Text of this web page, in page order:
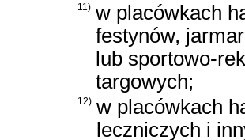
11) w placówkach
festynów,
lub sportowo-
targowych;
12) w placówkach
leczniczych i